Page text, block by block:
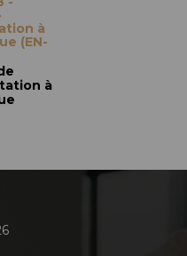
à
(EN-
à